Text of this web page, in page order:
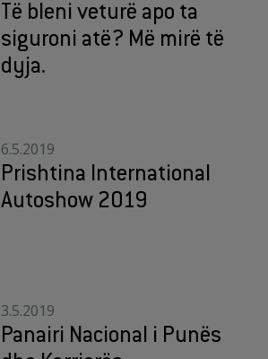
Të bleni veturë apo ta
siguroni atë? Më mirë të
dyja.
6.5.2019
Prishtina International
Autoshow 2019
3.5.2019
Panairi Nacional i Punës